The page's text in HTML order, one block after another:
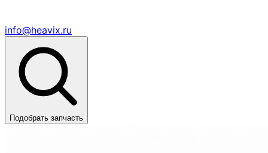
info@heavix.ru
Подобрать запчасть